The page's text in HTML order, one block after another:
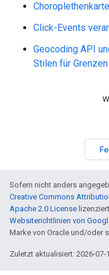
Click-Events
Geocoding API
Stilen für
Sofern nicht anders
Creative Commons
Apache 2.0 License
Websiterichtlinien von
Marke von Oracle und/oder
Zuletzt aktualisiert: 2026-07-